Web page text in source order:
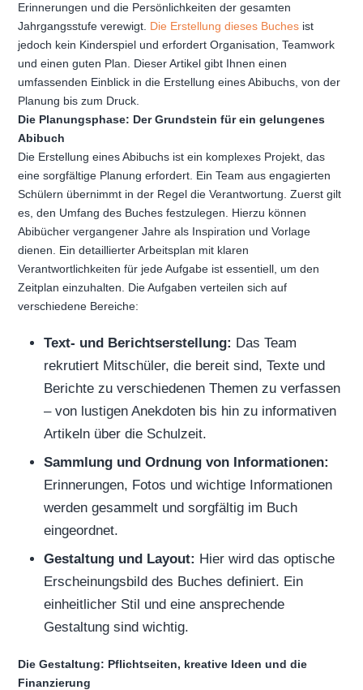
Erinnerungen und die Persönlichkeiten der gesamten
Jahrgangsstufe verewigt. Die Erstellung dieses Buches ist
jedoch kein Kinderspiel und erfordert Organisation, Teamwork
und einen guten Plan. Dieser Artikel gibt Ihnen einen
umfassenden Einblick in die Erstellung eines Abibuchs, von der
Planung bis zum Druck.
Die Planungsphase: Der Grundstein für ein gelungenes
Abibuch
Die Erstellung eines Abibuchs ist ein komplexes Projekt, das
eine sorgfältige Planung erfordert. Ein Team aus engagierten
Schülern übernimmt in der Regel die Verantwortung. Zuerst gilt
es, den Umfang des Buches festzulegen. Hierzu können
Abibücher vergangener Jahre als Inspiration und Vorlage
dienen. Ein detaillierter Arbeitsplan mit klaren
Verantwortlichkeiten für jede Aufgabe ist essentiell, um den
Zeitplan einzuhalten. Die Aufgaben verteilen sich auf
verschiedene Bereiche:
Text- und Berichtserstellung: Das Team
rekrutiert Mitschüler, die bereit sind, Texte und
Berichte zu verschiedenen Themen zu verfassen
– von lustigen Anekdoten bis hin zu informativen
Artikeln über die Schulzeit.
Sammlung und Ordnung von Informationen:
Erinnerungen, Fotos und wichtige Informationen
werden gesammelt und sorgfältig im Buch
eingeordnet.
Gestaltung und Layout: Hier wird das optische
Erscheinungsbild des Buches definiert. Ein
einheitlicher Stil und eine ansprechende
Gestaltung sind wichtig.
Die Gestaltung: Pflichtseiten, kreative Ideen und die
Finanzierung